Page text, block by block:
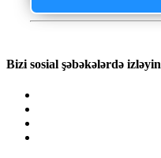
Bizi sosial şəbəkələrdə izləyin